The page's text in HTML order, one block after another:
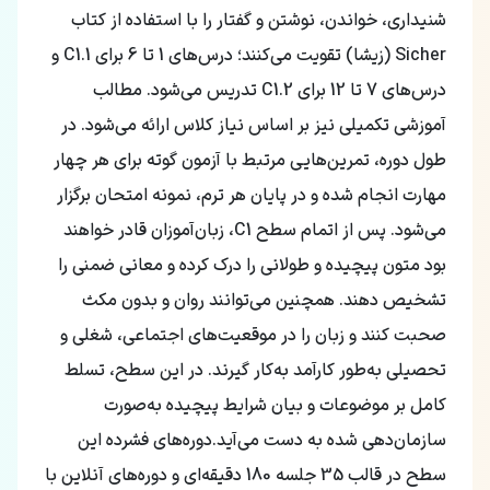
شنیداری، خواندن، نوشتن و گفتار را با استفاده از کتاب
Sicher (زیشا) تقویت می‌کنند؛ درس‌های 1 تا 6 برای C1.1 و
درس‌های 7 تا 12 برای C1.2 تدریس می‌شود. مطالب
آموزشی تکمیلی نیز بر اساس نیاز کلاس ارائه می‌شود. در
طول دوره، تمرین‌هایی مرتبط با آزمون گوته برای هر چهار
مهارت انجام شده و در پایان هر ترم، نمونه امتحان برگزار
می‌شود. پس از اتمام سطح C1، زبان‌آموزان قادر خواهند
بود متون پیچیده و طولانی را درک کرده و معانی ضمنی را
تشخیص دهند. همچنین می‌توانند روان و بدون مکث
صحبت کنند و زبان را در موقعیت‌های اجتماعی، شغلی و
تحصیلی به‌طور کارآمد به‌کار گیرند. در این سطح، تسلط
کامل بر موضوعات و بیان شرایط پیچیده به‌صورت
سازمان‌دهی شده به دست می‌آید.دوره‌های فشرده این
سطح در قالب 35 جلسه 180 دقیقه‌ای و دوره‌های آنلاین با